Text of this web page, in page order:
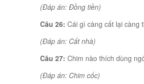
(Đáp án: Đồng tiền)
Câu 26: Cái gì càng cất lại càng
(Đáp án: Cất nhà)
Câu 27: Chim nào thích dùng
(Đáp án: Chim cốc)